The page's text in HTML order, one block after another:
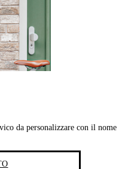
da personalizzare con il nome